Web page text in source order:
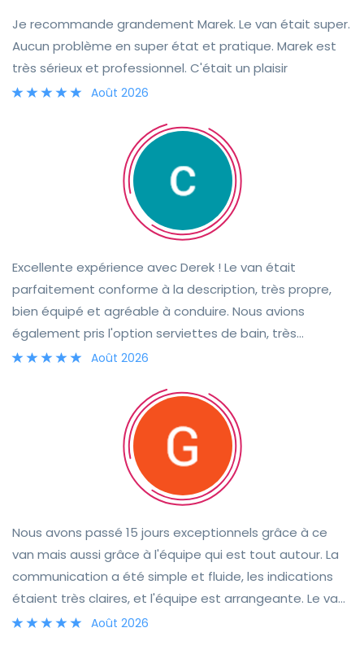
Je recommande grandement Marek. Le van était super.
Aucun problème en super état et pratique. Marek est
très sérieux et professionnel. C'était un plaisir
Août 2026
Excellente expérience avec Derek ! Le van était
parfaitement conforme à la description, très propre,
bien équipé et agréable à conduire. Nous avions
également pris l'option serviettes de bain, très
pratique. Derek a été très arrangeant en nous
pour la remise du van et en nous déposant
directement à l'aéroport à la fin de notre séjour. Nous le
recommandons sans hésiter et repasserons par lui si
nous revenons dans la région. Merci encore !
Août 2026
Nous avons passé 15 jours exceptionnels grâce à ce
van mais aussi grâce à l'équipe qui est tout autour. La
communication a été simple et fluide, les indications
étaient très claires, et l'équipe est arrangeante. Le van
est parfait pour les petites routes sinueuses d'Écosse !!
Août 2026